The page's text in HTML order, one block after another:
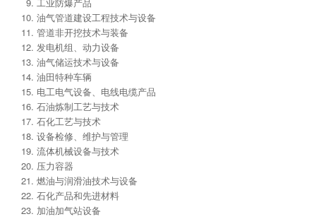
油气管道建设工程技术与设备
管道非开挖技术与装备
发电机组、动力设备
油气储运技术与设备
油田特种车辆
电工电气设备、电线电缆产品
石油炼制工艺与技术
石化工艺与技术
设备检修、维护与管理
流体机械设备与技术
压力容器
燃油与润滑油技术与设备
石化产品和先进材料
加油加气站设备